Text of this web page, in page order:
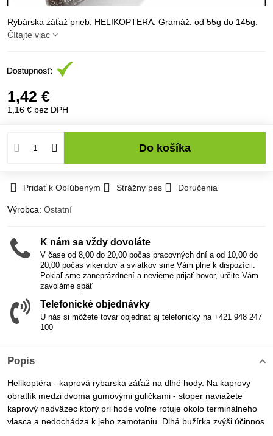
Rybárska záťaž prieb. HELIKOPTERA. Gramáž: od 55g do 145g.
Čítajte viac
1,42 €
1,16 € bez DPH
Do košíka
Pridať k Obľúbeným Strážny pes Doručenia
Výrobca: Ostatní
K nám sa vždy dovoláte
V čase od 8,00 do 20,00 počas pracovných dní a od 10,00 do
20,00 počas vikendov a sviatkov sme Vám plne k dispozícii.
Pokiaľ sme zaneprázdnení a nevieme prijať hovor, určite Vám
zavoláme späť
Telefonické objednávky
U nás si môžete tovar objednať aj telefonicky na +421 948 247
100
Popis
Helikoptéra - kaprová rybarska záťaž na dlhé hody. Na kaprovy
obratlík medzi dvoma gumovými guličkami - stoper naviažete
kaprový nadväzec ktorý pri hode voľne rotuje okolo terminálneho
vlasca a nedochádza k jeho zamotaniu. Dlhá bužírka zvýši účinnos